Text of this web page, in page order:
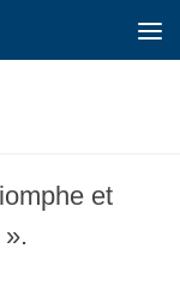
et